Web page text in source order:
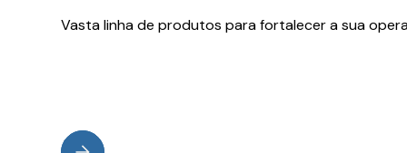
Vasta linha de produtos para fortalecer a sua